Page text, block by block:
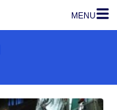
MENU